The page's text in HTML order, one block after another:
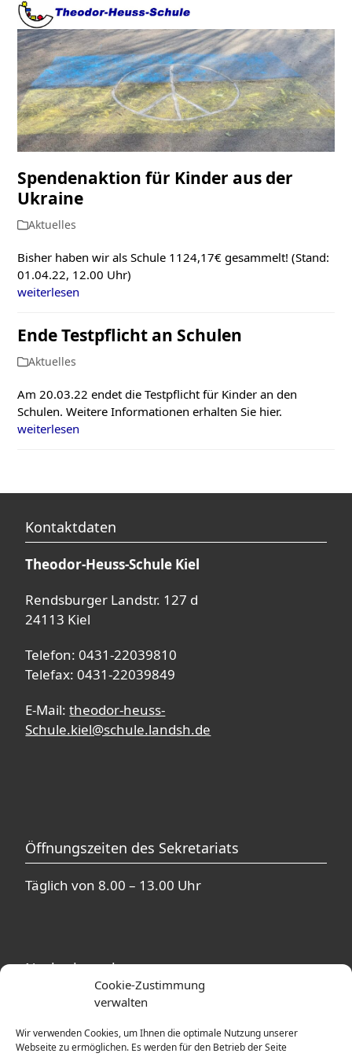
Cookie-Zustimmung
verwalten
Wir verwenden Cookies, um Ihnen die optimale Nutzung unserer
Webseite zu ermöglichen. Es werden für den Betrieb der Seite
Skip
content
Open
mobile
menu
Close
mobile
menu
Spendenaktion für Kinder aus der
Ukraine
Aktuelles
Bisher haben wir als Schule 1124,17€ gesammelt! (Stand:
01.04.22, 12.00 Uhr)
weiterlesen
Ende Testpflicht an Schulen
Aktuelles
Am 20.03.22 endet die Testpflicht für Kinder an den
Schulen. Weitere Informationen erhalten Sie hier.
weiterlesen
Kontaktdaten
Theodor-Heuss-Schule Kiel
Rendsburger Landstr. 127 d
24113 Kiel
Telefon: 0431-22039810
Telefax: 0431-22039849
E-Mail:theodor-heuss-
Schule.kiel@schule.landsh.de
Öffnungszeiten des Sekretariats
Täglich von 8.00 – 13.00 Uhr
Nachmittagsbetreuung
In unmittelbarer Nähe zur Theodor-Heuss-
Schule befinden sich mehrere
Betreuungsangebote. Ausführliche